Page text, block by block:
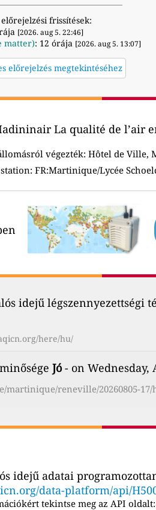
frissítések:
[2026. aug 5. 22:46]
matter): 12 órája [2026. aug 5. 13:07]
előrejelzés megtekintéséhez
La qualité de l’air
végezték: Hôtel de Ville,
FR:Martinique/Lycée
idejű légszennyezettségi
here/hu/
Jó- on Wednesday,
martinique/reneville/20260805-17/
idejű adatai
data-platform/api/
tekintse meg az API oldalt: